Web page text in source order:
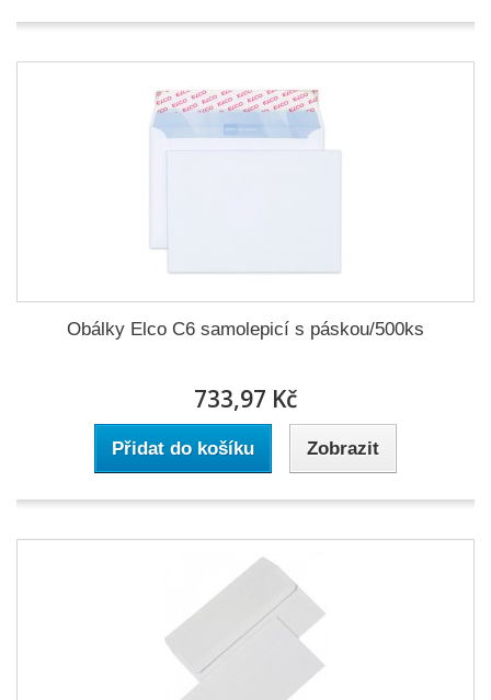
Obálky Elco C6 samolepicí s páskou/500ks
733,97 Kč
Přidat do košíku Zobrazit